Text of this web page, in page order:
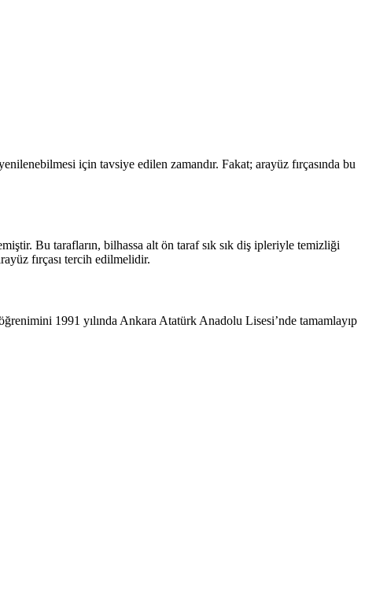
için tavsiye edilen zamandır. Fakat; arayüz fırçasında bu
Bu tarafların, bilhassa alt ön taraf sık sık diş ipleriyle temizliği
fırçası tercih edilmelidir.
1991 yılında Ankara Atatürk Anadolu Lisesi’nde tamamlayıp